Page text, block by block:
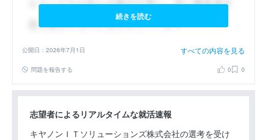
続きを読む
公開日：2026年7月1日 すべての内容を見る
問題を報告する 0 0
志望者によるリアルタイムな就活速報
キヤノンＩＴソリューションズ株式会社の選考を受け